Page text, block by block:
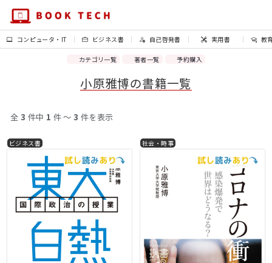
コンピュータ・IT ビジネス書 自己啓発書 実用書 教
カテゴリ一覧 著者一覧 予約購入
小原雅博の書籍一覧
全 3 件中 1 件 〜3 件を表示
ビジネス書 社会・時事